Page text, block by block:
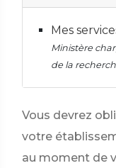
Mes
Ministère
de la
Vous devrez
votre
au moment de